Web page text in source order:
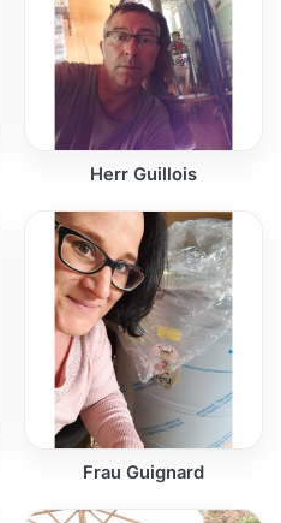
Herr Guillois
Frau Guignard